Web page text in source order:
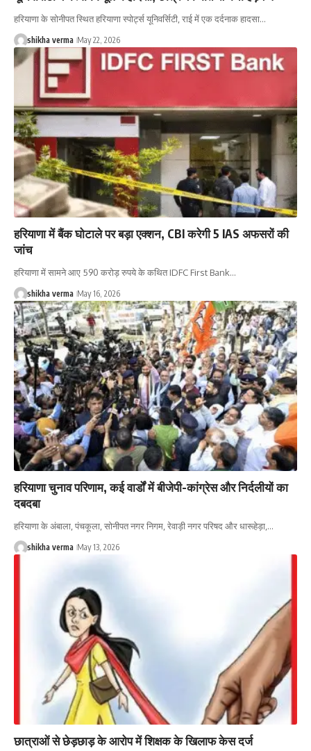
हरियाणा के सोनीपत स्थित हरियाणा स्पोर्ट्स यूनिवर्सिटी, राई में एक दर्दनाक हादसा…
shikha verma May 22, 2026
हरियाणा में बैंक घोटाले पर बड़ा एक्शन, CBI करेगी 5 IAS अफसरों की
जांच
हरियाणा में सामने आए 590 करोड़ रुपये के कथित IDFC First Bank…
shikha verma May 16, 2026
हरियाणा चुनाव परिणाम, कई वार्डों में बीजेपी-कांग्रेस और निर्दलीयों का
दबदबा
हरियाणा के अंबाला, पंचकूला, सोनीपत नगर निगम, रेवाड़ी नगर परिषद और धारूहेड़ा,…
shikha verma May 13, 2026
छात्राओं से छेड़छाड़ के आरोप में शिक्षक के खिलाफ केस दर्ज